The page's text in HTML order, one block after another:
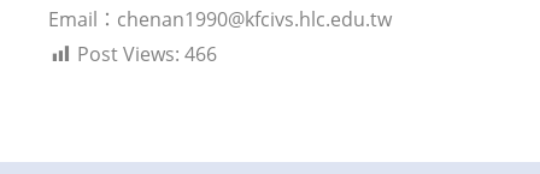
Email：chenan1990@kfcivs.hlc.edu.tw
Post Views: 466